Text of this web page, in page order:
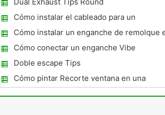
Cómo instalar el cableado para un
enganche de remolque en un Mercury
Grand Marquis 1993
Cómo instalar un enganche de remolque
una silueta de Olds
Cómo conectar un enganche Vibe
Doble escape Tips
Cómo pintar Recorte ventana en una
Integra